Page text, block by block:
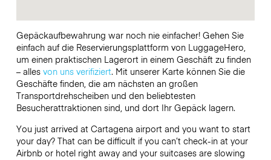
Gepäckaufbewahrung war noch nie einfacher! Gehen Sie
einfach auf die Reservierungsplattform von LuggageHero,
um einen praktischen Lagerort in einem Geschäft zu finden
– alles von uns verifiziert. Mit unserer Karte können Sie die
Geschäfte finden, die am nächsten an großen
Transportdrehscheiben und den beliebtesten
Besucherattraktionen sind, und dort Ihr Gepäck lagern.
You just arrived at Cartagena airport and you want to start
your day? That can be difficult if you can’t check-in at your
Airbnb or hotel right away and your suitcases are slowing